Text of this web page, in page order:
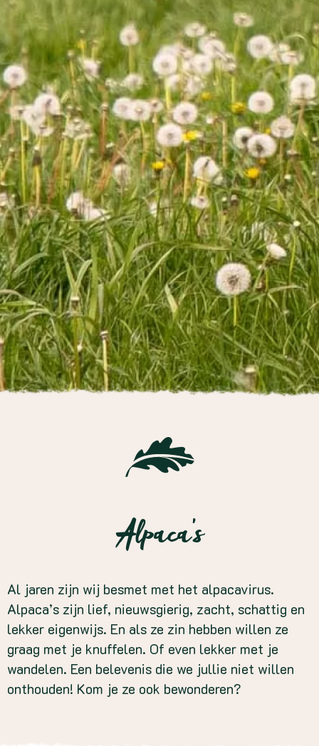
Alpaca’s
Al jaren zijn wij besmet met het alpacavirus.
Alpaca’s zijn lief, nieuwsgierig, zacht, schattig en
lekker eigenwijs. En als ze zin hebben willen ze
graag met je knuffelen. Of even lekker met je
wandelen. Een belevenis die we jullie niet willen
onthouden! Kom je ze ook bewonderen?